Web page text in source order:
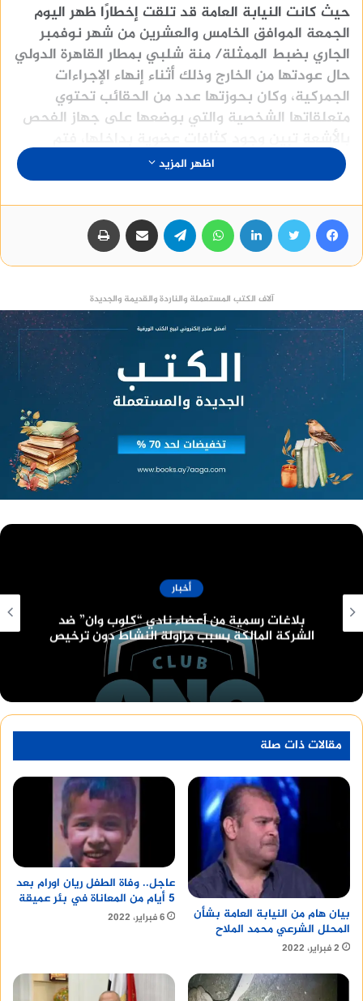
حيث كانت النيابة العامة قد تلقت إخطارًا ظهر اليوم
الجمعة الموافق الخامس والعشرين من شهر نوفمبر
الجاري بضبط الممثلة/ منة شلبي بمطار القاهرة الدولي
حال عودتها من الخارج وذلك أثناء إنهاء الإجراءات
الجمركية، وكان بحوزتها عدد من الحقائب تحتوي
متعلقاتها الشخصية والتي بوضعها على جهاز الفحص
تفتيشها تفتيشًا دقيقًا أسفر عن العثور بها على مواد
يُشتبه في كونها مخدرات، فأُلقي القبض عليها وتم
التحفظ على المواد المضبوطة.
وورد للنيابة العامة اليوم محضر من الإدارة العامة
لمكافحة المخدرات بشأن ما توصلت إليه التحريات في
بقصد التعاطي.
وإذ باشرت النيابة العامة التحقيقات، فاستهلت
باستجواب المتهمة فيما هو منسوب إليها من اتهام
بحيازتها مواد مخدرة بقصد التعاطي، فأنكرها.
منصة وساطة لبيع العقارات مجانا
وعلى ذلك، أمرت النيابة العامة بإخلاء سبيلها بضمان
مالي قدره خمسين ألف جنيه، وإرسال المواد المضبوطة
وجارٍ استكمال التحقيقات.
اظهر المزيد
آلاف الكتب المستعملة والناردة والقديمة والجديدة
أخبار
قانون البناء الموحد الجديد وعدد الأدوار المسموح
بها
مقالات ذات صلة
بيان هام من النيابة العامة بشأن
المحلل الشرعي محمد الملاح
2 فبراير، 2022
عاجل.. وفاة الطفل ريان اورام بعد
5 أيام من المعاناة في بئر عميقة
6 فبراير، 2022